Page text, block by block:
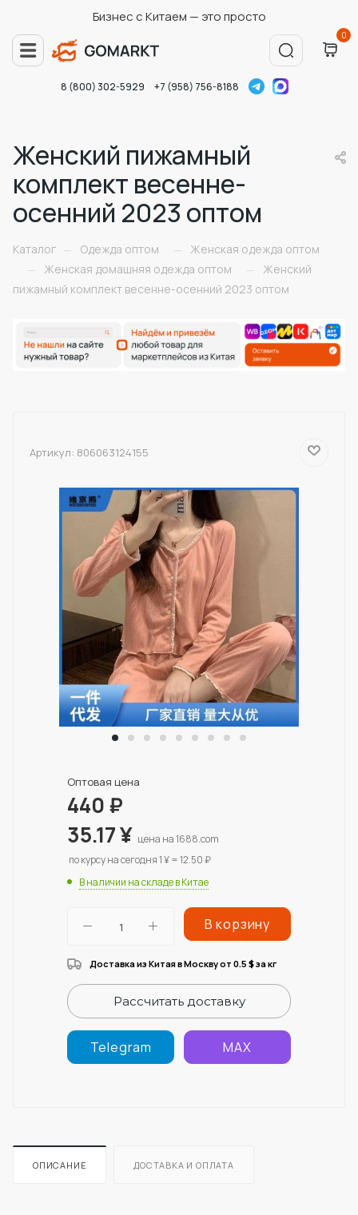
Бизнес с Китаем — это просто
0
8 (800) 302-5929 +7 (958) 756-8188
Женский пижамный
комплект весенне-
осенний 2023 оптом
Каталог — Одежда оптом —
Женская одежда оптом
—
Женская домашняя одежда оптом —
Женский
пижамный комплект весенне-осенний 2023 оптом
Артикул: 806063124155
Оптовая цена
440₽
35.17¥ цена на 1688.com
по курсу на сегодня 1 ¥ = 12.50 ₽
В наличии на складе в Китае
В корзину
Доставка из Китая в Москву от 0.5 $за кг
Рассчитать доставку
Telegram MAX
ОПИСАНИЕ ДОСТАВКА И ОПЛАТА